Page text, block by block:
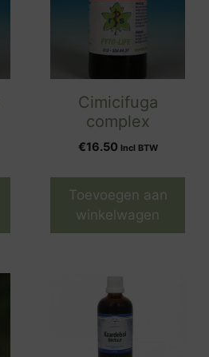
Cimicifuga
complex
€16.50 Incl BTW
Toevoegen aan
winkelwagen